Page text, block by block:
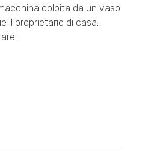
colpita da un vaso
il proprietario di casa.